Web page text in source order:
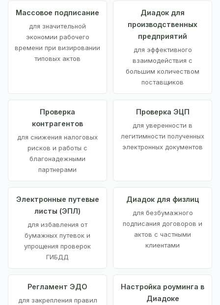
Массовое подписание
для значительной
экономии рабочего
времени при визировании
типовых актов
Диадок для
производственных
предприятий
для эффективного
взаимодействия с
большим количеством
поставщиков
Проверка
контрагентов
для снижения налоговых
рисков и работы с
благонадежными
партнерами
Проверка ЭЦП
для уверенности в
легитимности полученных
электронных документов
Электронные путевые
листы (ЭПЛ)
для избавления от
бумажных путевок и
упрощения проверок
ГИБДД
Диадок для физлиц
для безбумажного
подписания договоров и
актов с частными
клиентами
Регламент ЭДО
для закрепления правил
Настройка роуминга в
Диадоке